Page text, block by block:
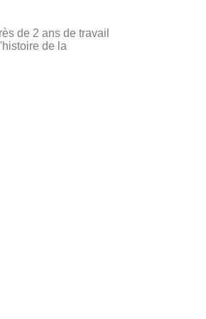
de 2 ans de travail
de la